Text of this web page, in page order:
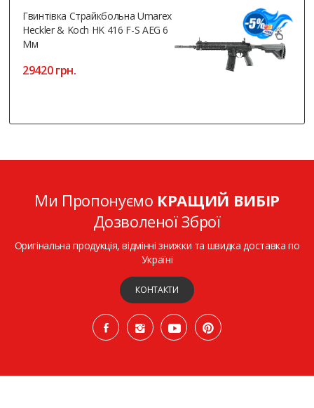
Гвинтівка Страйкбольна Umarex
Heckler & Koch HK 416 F-S AEG 6
Мм
29420 грн.
Ми Пропонуємо КРАЩИЙ ВИБІР
Дозволеної Зброї
Оригінальна продукція, відмінні знижки та швидка доставка по
Україні
КОНТАКТИ